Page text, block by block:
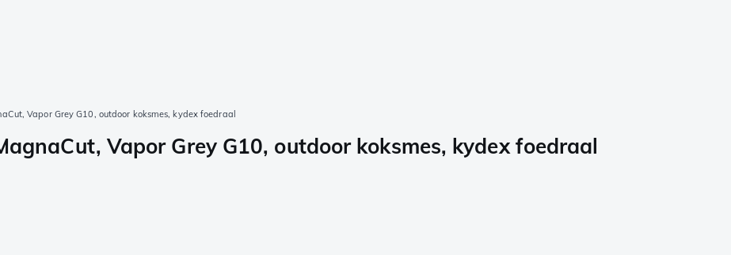
Vapor Grey G10, outdoor koksmes, kydex foedraal
Vapor Grey G10, outdoor koksmes, kydex foedraal